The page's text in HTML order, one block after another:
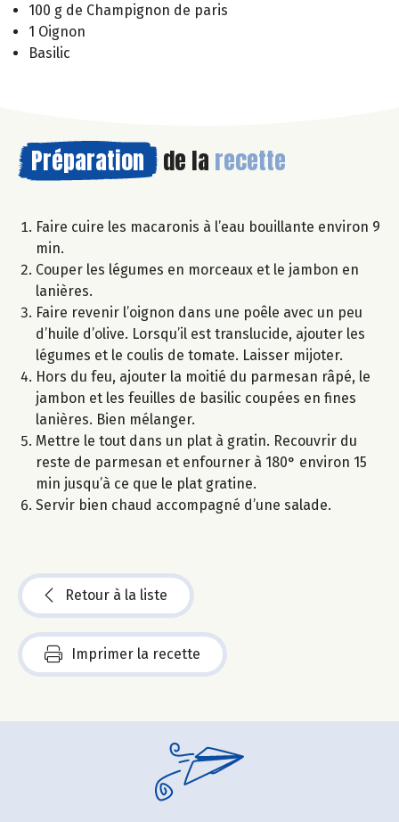
100 g de Champignon de paris
1 Oignon
Basilic
Préparation de la recette
Faire cuire les macaronis à l’eau bouillante environ 9
min.
Couper les légumes en morceaux et le jambon en
lanières.
Faire revenir l’oignon dans une poêle avec un peu
d’huile d’olive. Lorsqu’il est translucide, ajouter les
légumes et le coulis de tomate. Laisser mijoter.
Hors du feu, ajouter la moitié du parmesan râpé, le
jambon et les feuilles de basilic coupées en fines
lanières. Bien mélanger.
Mettre le tout dans un plat à gratin. Recouvrir du
reste de parmesan et enfourner à 180° environ 15
min jusqu’à ce que le plat gratine.
Servir bien chaud accompagné d’une salade.
Retour à la liste
Imprimer la recette